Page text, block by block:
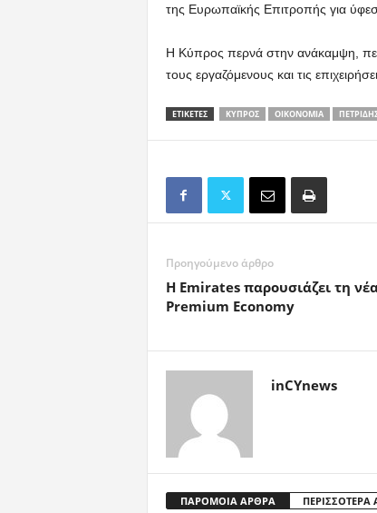
της Ευρωπαϊκής Επιτροπής για
Η Κύπρος περνά στην ανάκαμψη,
τους εργαζόμενους και τις
ΕΤΙΚΕΤΕΣ ΚΎΠΡΟΣ ΟΙΚΟΝΟΜΊΑ
Προηγούμενο άρθρο
Η Emirates παρουσιάζει τη
Premium Economy
inCYnews
ΠΑΡΟΜΟΙΑ ΑΡΘΡΑ